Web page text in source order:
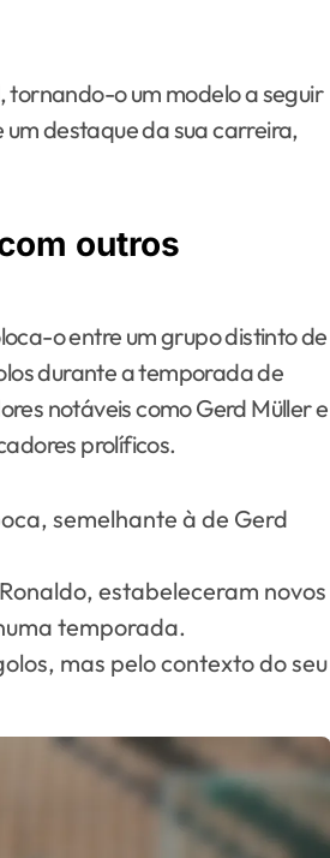
tornando-o um modelo a seguir
destaque da sua carreira,
outros
o entre um grupo distinto de
durante a temporada de
notáveis como Gerd Müller e
prolíficos.
semelhante à de Gerd
estabeleceram novos
temporada.
mas pelo contexto do seu